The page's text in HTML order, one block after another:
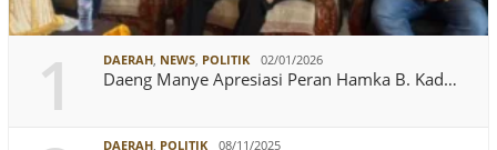
1 DAERAH, NEWS, POLITIK 02/01/2026
Daeng Manye Apresiasi Peran Hamka B. Kad…
DAERAH, POLITIK 08/11/2025